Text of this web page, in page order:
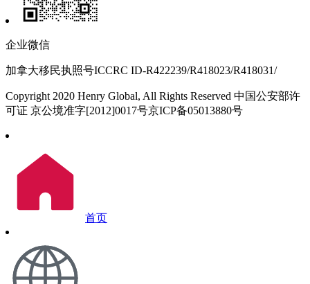
企业微信
加拿大移民执照号ICCRC ID-R422239/R418023/R418031/
Copyright 2020 Henry Global, All Rights Reserved 中国公安部许
可证 京公境准字[2012]0017号京ICP备05013880号
首页